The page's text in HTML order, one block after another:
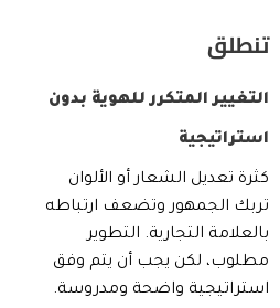
تنطلق
التغيير المتكرر للهوية بدون
استراتيجية
كثرة تعديل الشعار أو الألوان
تربك الجمهور وتضعف ارتباطه
بالعلامة التجارية. التطوير
مطلوب، لكن يجب أن يتم وفق
استراتيجية واضحة ومدروسة.